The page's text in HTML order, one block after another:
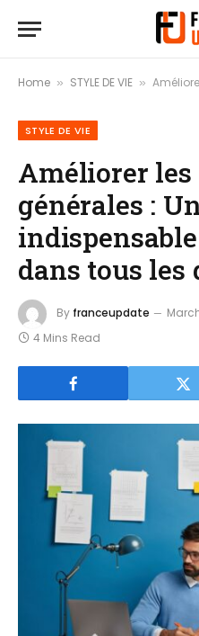
Home » STYLE DE VIE » Améliorer les
STYLE DE VIE
Améliorer les
générales :
dans tous les
By franceupdate
4 Mins Read